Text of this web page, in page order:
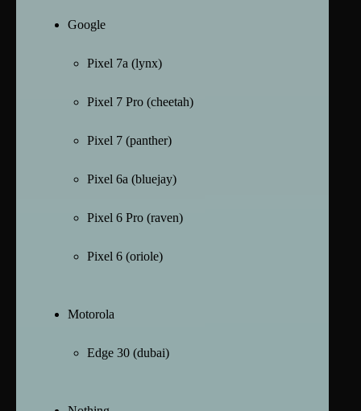
Google
Pixel 7a (lynx)
Pixel 7 Pro (cheetah)
Pixel 7 (panther)
Pixel 6a (bluejay)
Pixel 6 Pro (raven)
Pixel 6 (oriole)
Motorola
Edge 30 (dubai)